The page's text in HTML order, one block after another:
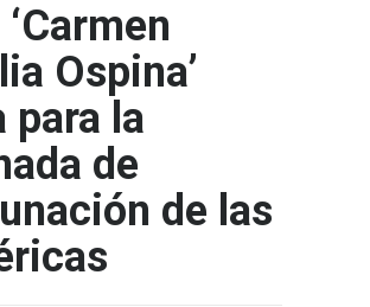
‘Carmen
Ospina’
para la
de
de las